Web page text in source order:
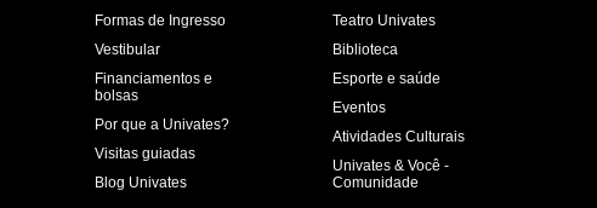
Formas de Ingresso
Vestibular
Financiamentos e
bolsas
Por que a Univates?
Visitas guiadas
Blog Univates
Teatro Univates
Biblioteca
Esporte e saúde
Eventos
Atividades Culturais
Univates & Você -
Comunidade